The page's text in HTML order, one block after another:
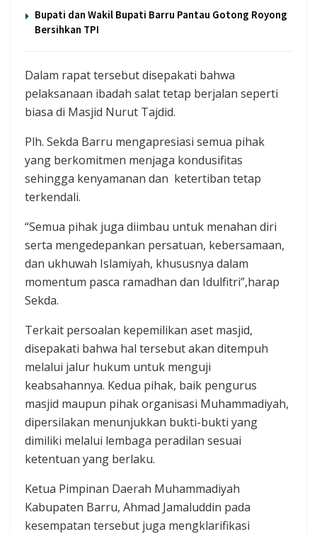
Bupati dan Wakil Bupati Barru Pantau Gotong Royong
Bersihkan TPI
Dalam rapat tersebut disepakati bahwa
pelaksanaan ibadah salat tetap berjalan seperti
biasa di Masjid Nurut Tajdid.
Plh. Sekda Barru mengapresiasi semua pihak
yang berkomitmen menjaga kondusifitas
sehingga kenyamanan dan ketertiban tetap
terkendali.
“Semua pihak juga diimbau untuk menahan diri
serta mengedepankan persatuan, kebersamaan,
dan ukhuwah Islamiyah, khususnya dalam
momentum pasca ramadhan dan Idulfitri”,harap
Sekda.
Terkait persoalan kepemilikan aset masjid,
disepakati bahwa hal tersebut akan ditempuh
melalui jalur hukum untuk menguji
keabsahannya. Kedua pihak, baik pengurus
masjid maupun pihak organisasi Muhammadiyah,
dipersilakan menunjukkan bukti-bukti yang
dimiliki melalui lembaga peradilan sesuai
ketentuan yang berlaku.
Ketua Pimpinan Daerah Muhammadiyah
Kabupaten Barru, Ahmad Jamaluddin pada
kesempatan tersebut juga mengklarifikasi